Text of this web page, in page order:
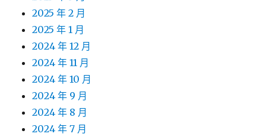
2025 年 2 月
2025 年 1 月
2024 年 12 月
2024 年 11 月
2024 年 10 月
2024 年 9 月
2024 年 8 月
2024 年 7 月